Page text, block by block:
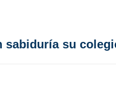
sabiduría su